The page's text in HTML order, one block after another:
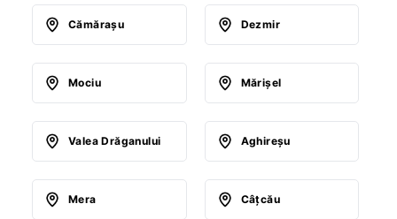
Cămăraşu Dezmir
Mociu Mărişel
Valea Drăganului Aghireşu
Mera Câţcău